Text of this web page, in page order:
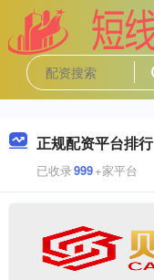
正规配资平台排行
已收录999+家平台